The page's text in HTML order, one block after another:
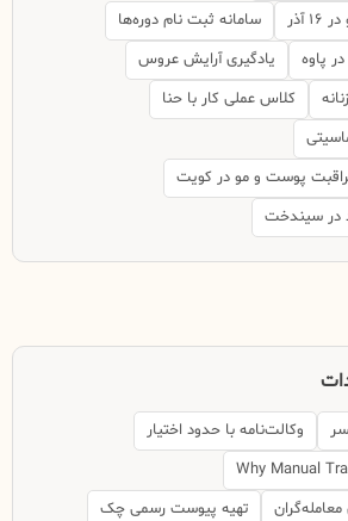
سامانه ثبت نام دوره‌ها
پاوه
یادگیری آرایش عروس
کلاس عملی کار با حنا
پوست و مو در کویت
در سیندخت
وکالت‌نامه با حدود اختیار
Why Manual
تهیه پیوست رسمی چک